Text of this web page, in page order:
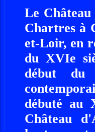
Le
Chartres à
et-Loir, en
du XVIe
début du
débuté au
Château